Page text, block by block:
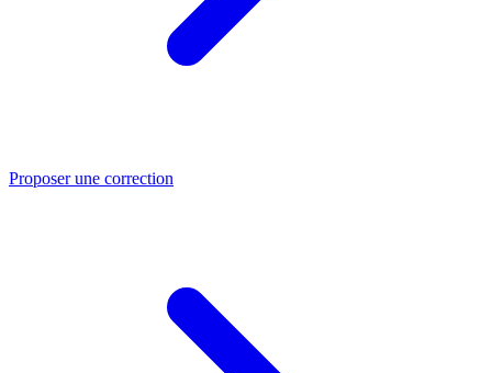
Proposer une correction